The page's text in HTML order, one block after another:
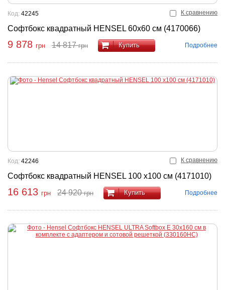
К сравнению
Софтбокс квадратный HENSEL 60x60 см (4170066)
Код: 42245
9 878 грн 14 817грн Купить Подробнее
К сравнению
Софтбокс квадратный HENSEL 100 x100 см (4171010)
Код: 42246
16 613 грн 24 920грн Купить Подробнее